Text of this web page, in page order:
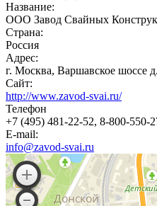
Название:
ООО Завод Свайных
Страна:
Россия
Адрес:
г. Москва, Варшавское шоссе
Сайт:
http://www.zavod-svai.ru/
Телефон
+7 (495) 481-22-52, 8-800-550-
E-mail:
info@zavod-svai.ru